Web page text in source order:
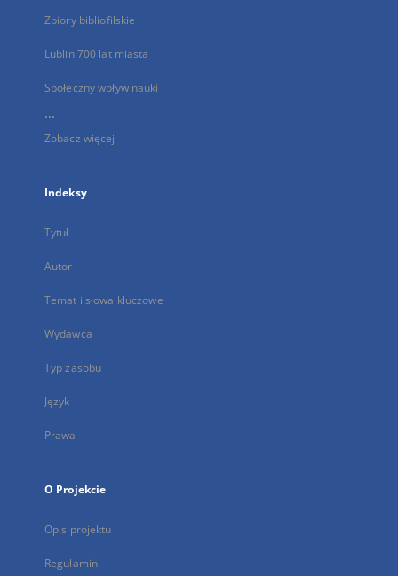
Zbiory bibliofilskie
Lublin 700 lat miasta
Społeczny wpływ nauki
...
Zobacz więcej
Indeksy
Tytuł
Autor
Temat i słowa kluczowe
Wydawca
Typ zasobu
Język
Prawa
O Projekcie
Opis projektu
Regulamin